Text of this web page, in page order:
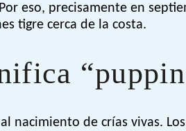
eso, precisamente en
tigre cerca de la costa.
nacimiento de crías vivas.